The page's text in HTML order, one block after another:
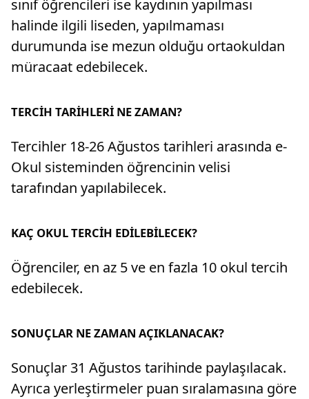
sınıf öğrencileri ise kaydının yapılması
halinde ilgili liseden, yapılmaması
durumunda ise mezun olduğu ortaokuldan
müracaat edebilecek.
TERCİH TARİHLERİ NE ZAMAN?
Tercihler 18-26 Ağustos tarihleri arasında e-
Okul sisteminden öğrencinin velisi
tarafından yapılabilecek.
KAÇ OKUL TERCİH EDİLEBİLECEK?
Öğrenciler, en az 5 ve en fazla 10 okul tercih
edebilecek.
SONUÇLAR NE ZAMAN AÇIKLANACAK?
Sonuçlar 31 Ağustos tarihinde paylaşılacak.
Ayrıca yerleştirmeler puan sıralamasına göre